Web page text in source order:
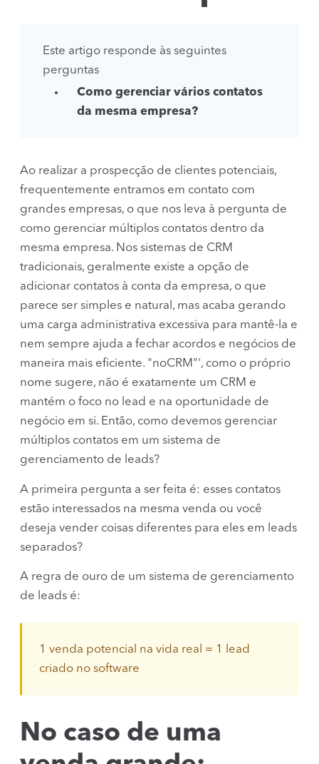
Este artigo responde às seguintes
perguntas
Como gerenciar vários contatos
da mesma empresa?
Ao realizar a prospecção de clientes potenciais,
frequentemente entramos em contato com
grandes empresas, o que nos leva à pergunta de
como gerenciar múltiplos contatos dentro da
mesma empresa. Nos sistemas de CRM
tradicionais, geralmente existe a opção de
adicionar contatos à conta da empresa, o que
parece ser simples e natural, mas acaba gerando
uma carga administrativa excessiva para mantê-la e
nem sempre ajuda a fechar acordos e negócios de
maneira mais eficiente. "noCRM"', como o próprio
nome sugere, não é exatamente um CRM e
mantém o foco no lead e na oportunidade de
negócio em si. Então, como devemos gerenciar
múltiplos contatos em um sistema de
gerenciamento de leads?
A primeira pergunta a ser feita é: esses contatos
estão interessados na mesma venda ou você
deseja vender coisas diferentes para eles em leads
separados?
A regra de ouro de um sistema de gerenciamento
de leads é:
1 venda potencial na vida real = 1 lead
criado no software
No caso de uma